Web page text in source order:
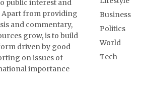
public interest and
Apart from providing
and commentary,
grow, is to build
driven by good
on issues of
importance
Business
Politics
World
Tech